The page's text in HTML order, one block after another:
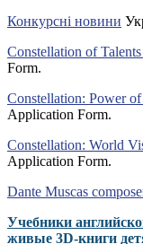
Конкурсні новини
Constellation of
Form.
Constellation: Power
Application Form.
Constellation: World
Application Form.
Dante Muscas
Учебники
живые 3D-книги